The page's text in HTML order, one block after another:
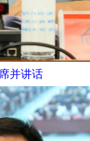
并讲话